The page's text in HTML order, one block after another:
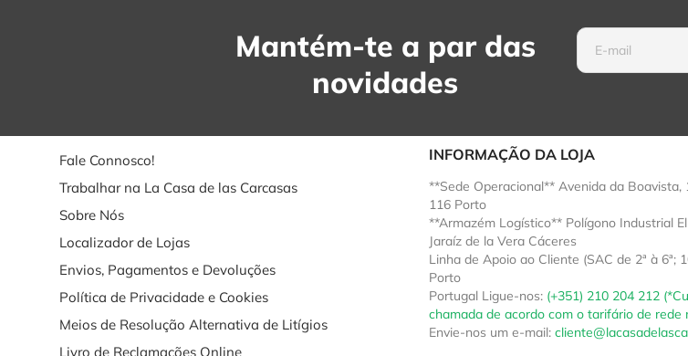
Mantém-te a par das
novidades
Fale Connosco!
Trabalhar na La Casa de las Carcasas
Sobre Nós
Localizador de Lojas
Envios, Pagamentos e Devoluções
Política de Privacidade e Cookies
Meios de Resolução Alternativa de Litígios
Livro de Reclamações Online
INFORMAÇÃO DA LOJA
**Sede Operacional** Avenida da Boavista,
116 Porto
**Armazém Logístico** Polígono Industrial
Jaraíz de la Vera Cáceres
Linha de Apoio ao Cliente (SAC de 2ª à 6ª;
Porto
Portugal Ligue-nos: (+351) 210 204 212
chamada de acordo com o tarifário de rede
Envie-nos um e-mail: